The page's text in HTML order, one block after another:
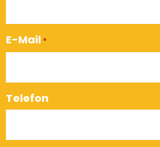
E-Mail *
Telefon